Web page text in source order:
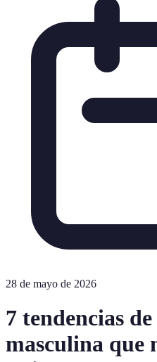
28 de mayo de 2026
7 tendencias
masculina que